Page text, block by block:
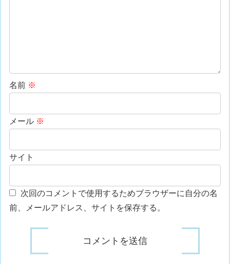
名前 ※
メール ※
サイト
次回のコメントで使用するためブラウザーに自分の名
前、メールアドレス、サイトを保存する。